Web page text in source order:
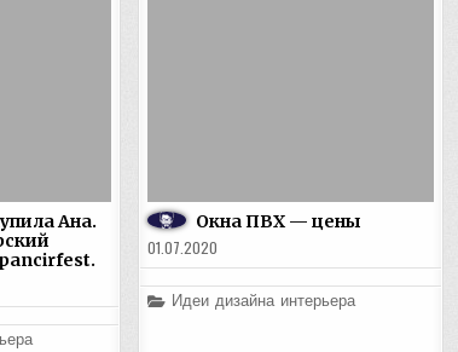
Ана.
Окна ПВХ — цены
01.07.2020
Posted
in
Идеи дизайна интерьера